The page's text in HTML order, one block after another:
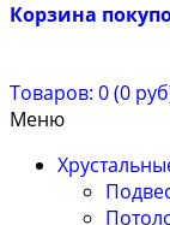
Корзина
Товаров: 0 (0
Меню